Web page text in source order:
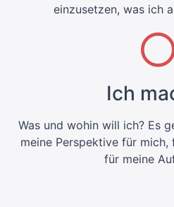
einzusetzen, was ich
Ich
Was und wohin will ich? Es
meine Perspektive für mich,
für meine